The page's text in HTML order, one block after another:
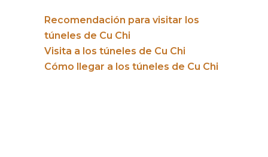
Recomendación para visitar los
túneles de Cu Chi
Visita a los túneles de Cu Chi
Cómo llegar a los túneles de Cu Chi